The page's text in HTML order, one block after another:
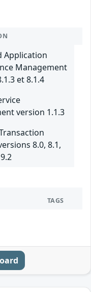
Application
Management
et 8.1.4
version 1.1.3
8.0, 8.1,
TAGS